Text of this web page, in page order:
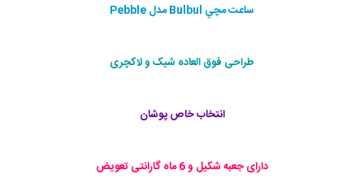
ساعت مچي Bulbul مدل Pebble
طراحی فوق العاده شیک و لاکچری
انتخاب خاص پوشان
دارای جعبه شکیل و 6 ماه گارانتی تعویض